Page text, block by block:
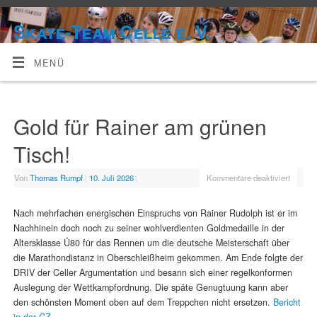
Skate-Team Celle e. V.
MENÜ
Gold für Rainer am grünen
Tisch!
VonThomas Rumpf | 10. Juli 2026 | Kommentare deaktiviert
Nach mehrfachen energischen Einspruchs von Rainer Rudolph ist er im
Nachhinein doch noch zu seiner wohlverdienten Goldmedaille in der
Altersklasse Ü80 für das Rennen um die deutsche Meisterschaft über
die Marathondistanz in Oberschleißheim gekommen. Am Ende folgte der
DRIV der Celler Argumentation und besann sich einer regelkonformen
Auslegung der Wettkampfordnung. Die späte Genugtuung kann aber
den schönsten Moment oben auf dem Treppchen nicht ersetzen. Bericht